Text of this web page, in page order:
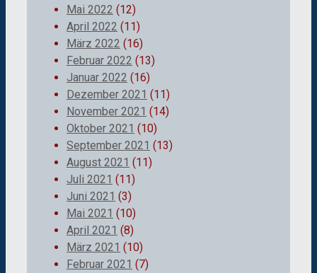
Mai 2022 (12)
April 2022 (11)
März 2022 (16)
Februar 2022 (13)
Januar 2022 (16)
Dezember 2021 (11)
November 2021 (14)
Oktober 2021 (10)
September 2021 (13)
August 2021 (11)
Juli 2021 (11)
Juni 2021 (3)
Mai 2021 (10)
April 2021 (8)
März 2021 (10)
Februar 2021 (7)